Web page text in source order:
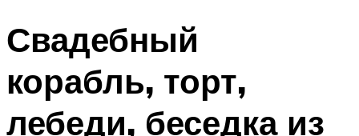
Свадебный
корабль, торт,
лебеди, беседка из